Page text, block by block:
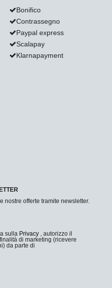
Bonifico
Contrassegno
Paypal express
Scalapay
Klarnapayment
nostre offerte tramite newsletter.
sulla Privacy , autorizzo il
di marketing (ricevere
da parte di